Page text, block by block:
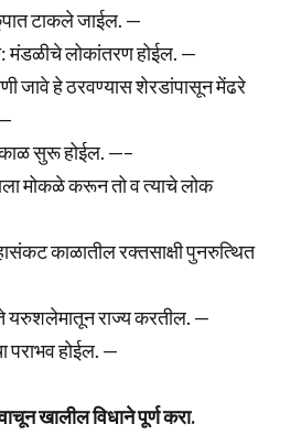
टाकले जाईल. —
मंडळीचे लोकांतरण होईल. —
जावे हे ठरवण्यास शेरडांपासून मेंढरे
काळ सुरू होईल. —–
मोकळे करून तो व त्याचे लोक
काळातील रक्तसाक्षी पुनरुत्थित
यरुशलेमातून राज्य करतील. —
पराभव होईल. —
खालील विधाने पूर्ण करा.